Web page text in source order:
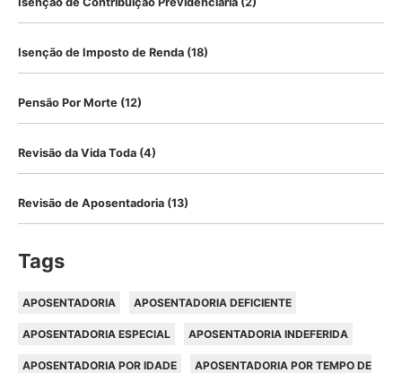
Isenção de Imposto de Renda (18)
Pensão Por Morte (12)
Revisão da Vida Toda (4)
Revisão de Aposentadoria (13)
Tags
APOSENTADORIA APOSENTADORIA DEFICIENTE
APOSENTADORIA ESPECIAL APOSENTADORIA INDEFERIDA
APOSENTADORIA POR IDADE APOSENTADORIA POR TEMPO DE